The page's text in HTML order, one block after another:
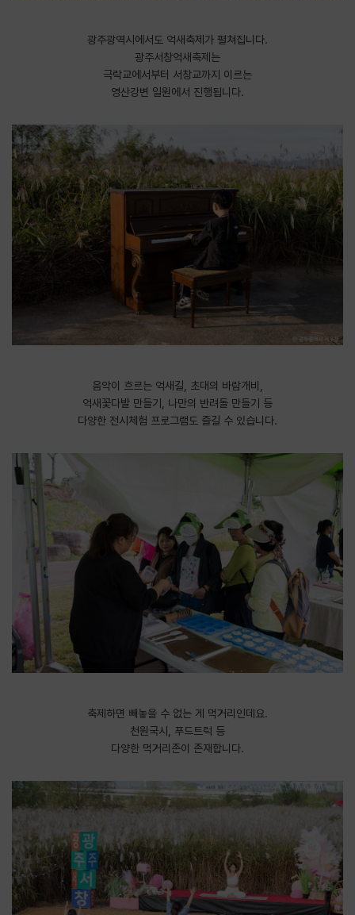
광주광역시에서도 억새축제가 펼쳐집니다.
광주서창억새축제는
극락교에서부터 서창교까지 이르는
영산강변 일원에서 진행됩니다.
음악이 흐르는 억새길, 초대의 바람개비,
억새꽃다발 만들기, 나만의 반려돌 만들기 등
다양한 전시체험 프로그램도 즐길 수 있습니다.
축제하면 빼놓을 수 없는 게 먹거리인데요.
천원국시, 푸드트럭 등
다양한 먹거리존이 존재합니다.